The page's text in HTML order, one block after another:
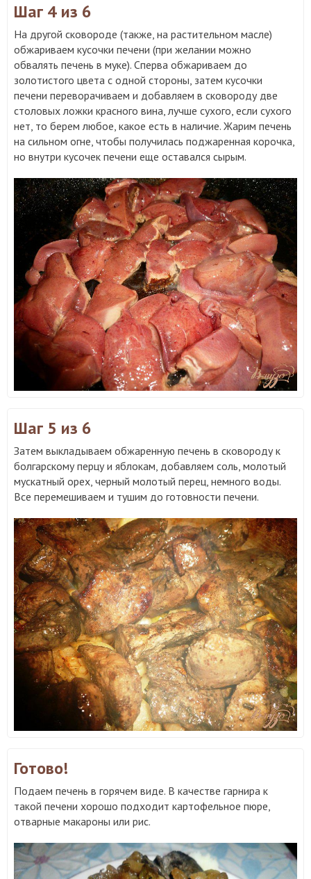
Шаг 4 из 6
На другой сковороде (также, на растительном масле)
обжариваем кусочки печени (при желании можно
обвалять печень в муке). Сперва обжариваем до
золотистого цвета с одной стороны, затем кусочки
печени переворачиваем и добавляем в сковороду две
столовых ложки красного вина, лучше сухого, если сухого
нет, то берем любое, какое есть в наличие. Жарим печень
на сильном огне, чтобы получилась поджаренная корочка,
но внутри кусочек печени еще оставался сырым.
Шаг 5 из 6
Затем выкладываем обжаренную печень в сковороду к
болгарскому перцу и яблокам, добавляем соль, молотый
мускатный орех, черный молотый перец, немного воды.
Все перемешиваем и тушим до готовности печени.
Готово!
Подаем печень в горячем виде. В качестве гарнира к
такой печени хорошо подходит картофельное пюре,
отварные макароны или рис.